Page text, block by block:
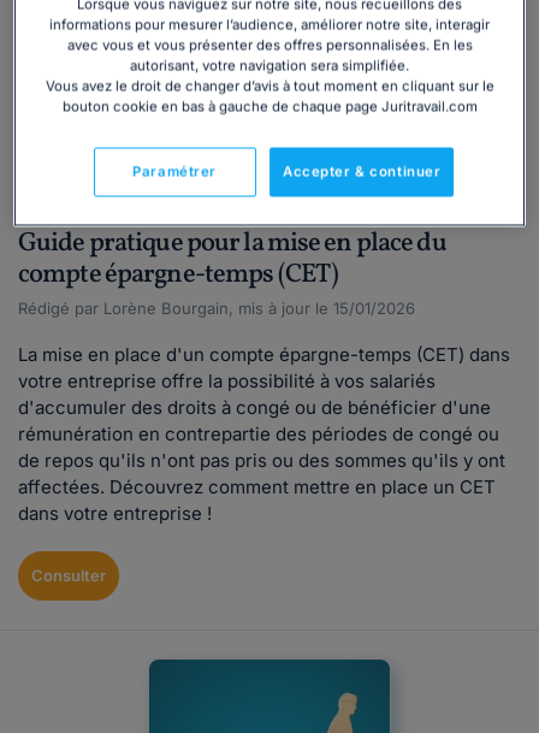
Droit du travail
Compte épargne temps Temps de Travail
Guide pratique pour la mise en place du
compte épargne-temps (CET)
Rédigé par Lorène Bourgain, mis à jour le 15/01/2026
La mise en place d'un compte épargne-temps (CET) dans
votre entreprise offre la possibilité à vos salariés
d'accumuler des droits à congé ou de bénéficier d'une
rémunération en contrepartie des périodes de congé ou
de repos qu'ils n'ont pas pris ou des sommes qu'ils y ont
affectées. Découvrez comment mettre en place un CET
dans votre entreprise !
Consulter
Lorsque vous naviguez sur notre site, nous recueillons des
informations pour mesurer l’audience, améliorer notre site, interagir
avec vous et vous présenter des offres personnalisées. En les
autorisant, votre navigation sera simplifiée.
Vous avez le droit de changer d’avis à tout moment en cliquant sur le
bouton cookie en bas à gauche de chaque page Juritravail.com
Accepter & continuer
Paramétrer